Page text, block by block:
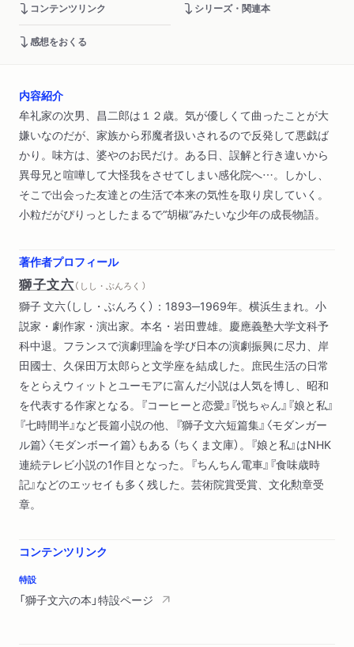
コンテンツリンク シリーズ・関連本
感想をおくる
内容紹介
牟礼家の次男、昌二郎は１２歳。気が優しくて曲ったことが大
嫌いなのだが、家族から邪魔者扱いされるので反発して悪戯ば
かり。味方は、婆やのお民だけ。ある日、誤解と行き違いから
異母兄と喧嘩して大怪我をさせてしまい感化院へ…。しかし、
そこで出会った友達との生活で本来の気性を取り戻していく。
小粒だがぴりっとしたまるで“胡椒”みたいな少年の成長物語。
著作者プロフィール
獅子文六（ しし・ぶんろく ）
獅子 文六（しし・ぶんろく）：1893─1969年。横浜生まれ。小
説家・劇作家・演出家。本名・岩田豊雄。慶應義塾大学文科予
科中退。フランスで演劇理論を学び日本の演劇振興に尽力、岸
田國士、久保田万太郎らと文学座を結成した。庶民生活の日常
をとらえウィットとユーモアに富んだ小説は人気を博し、昭和
を代表する作家となる。『コーヒーと恋愛』『悦ちゃん』『娘と私』
『七時間半』など長篇小説の他、『獅子文六短篇集』〈モダンガー
ル篇〉〈モダンボーイ篇〉もある （ちくま文庫）。『娘と私』はNHK
連続テレビ小説の1作目となった。『ちんちん電車』『食味歳時
記』などのエッセイも多く残した。芸術院賞受賞、文化勲章受
章。
コンテンツリンク
特設
「獅子文六の本」特設ページ